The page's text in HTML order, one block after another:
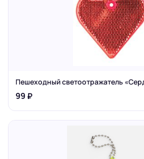
Пешеходный светоотражатель
99 ₽